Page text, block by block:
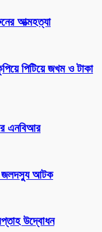
আত্মহত্যা
পিটিয়ে জখম ও টাকা
এনবিআর
জলদস্যু আটক
উদ্বোধন